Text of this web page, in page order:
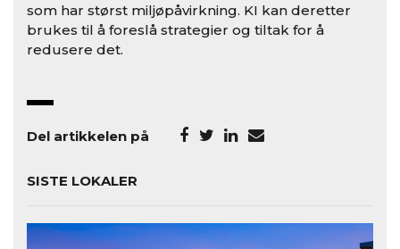
som har størst miljøpåvirkning. KI kan deretter
brukes til å foreslå strategier og tiltak for å
redusere det.
Del artikkelen på
SISTE LOKALER